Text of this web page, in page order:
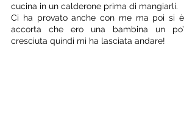
cucina in un calderone prima di mangiarli.
Ci ha provato anche con me ma poi si è
accorta che ero una bambina un po’
cresciuta quindi mi ha lasciata andare!